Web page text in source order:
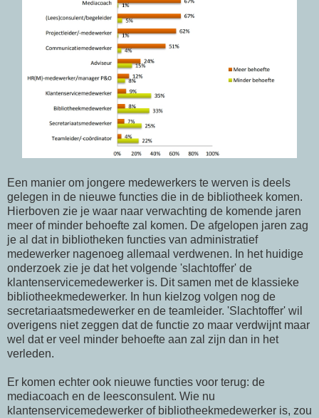
Een manier om jongere medewerkers te werven is deels
gelegen in de nieuwe functies die in de bibliotheek komen.
Hierboven zie je waar naar verwachting de komende jaren
meer of minder behoefte zal komen. De afgelopen jaren zag
je al dat in bibliotheken functies van administratief
medewerker nagenoeg allemaal verdwenen. In het huidige
onderzoek zie je dat het volgende 'slachtoffer' de
klantenservicemedewerker is. Dit samen met de klassieke
bibliotheekmedewerker. In hun kielzog volgen nog de
secretariaatsmedewerker en de teamleider. 'Slachtoffer' wil
overigens niet zeggen dat de functie zo maar verdwijnt maar
wel dat er veel minder behoefte aan zal zijn dan in het
verleden.
Er komen echter ook nieuwe functies voor terug: de
mediacoach en de leesconsulent. Wie nu
klantenservicemedewerker of bibliotheekmedewerker is, zou